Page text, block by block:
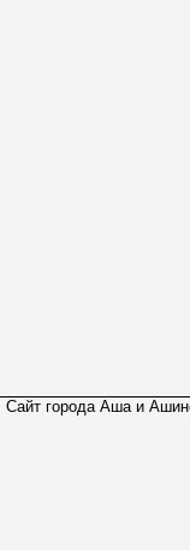
Сайт города Аша и